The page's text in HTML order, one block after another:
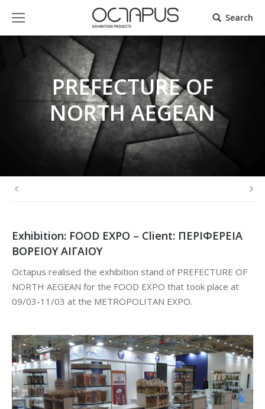
Search
PREFECTURE OF
NORTH AEGEAN
Exhibition: FOOD EXPO – Client: ΠΕΡΙΦΕΡΕΙΑ
ΒΟΡΕΙΟΥ ΑΙΓΑΙΟΥ
Octapus realised the exhibition stand of PREFECTURE OF
NORTH AEGEAN for the FOOD EXPO that took place at
09/03-11/03 at the METROPOLITAN EXPO.